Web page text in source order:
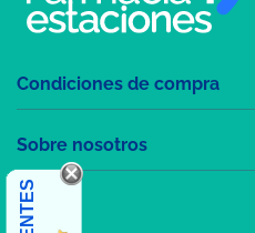
Condiciones de compra
Sobre nosotros